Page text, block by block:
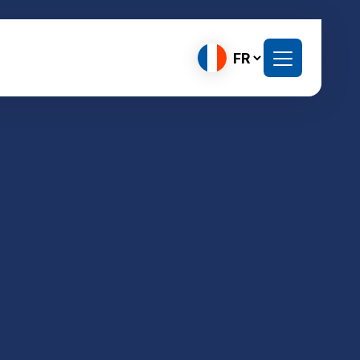
Choisir
une